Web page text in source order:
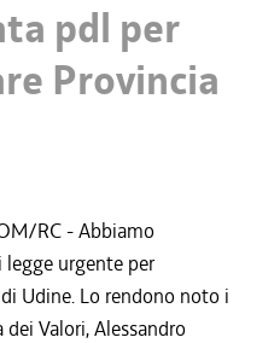
pdl per
Provincia
RC - Abbiamo
urgente per
Udine. Lo rendono noto i
Valori, Alessandro